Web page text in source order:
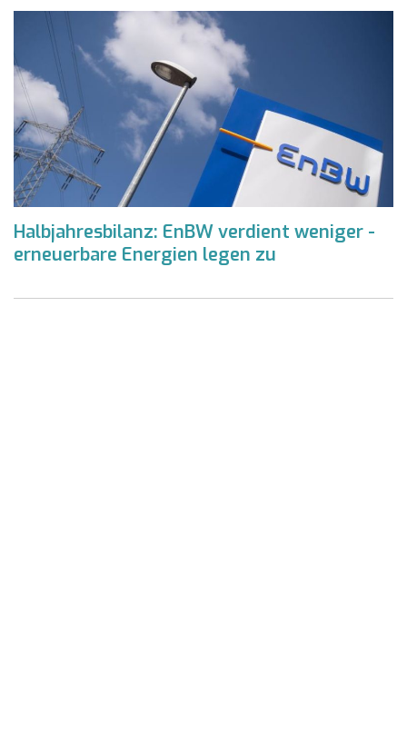
Halbjahresbilanz: EnBW verdient weniger -
erneuerbare Energien legen zu